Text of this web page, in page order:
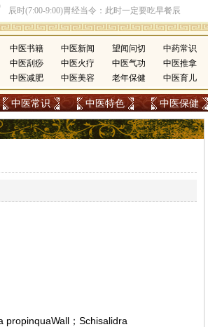
中医书籍 中医新闻 望闻问切 中药常识
中医刮痧 中医火疗 中医气功 中医推拿
中医减肥 中医美容 老年保健 中医育儿
中医常识 中医特色 中医保健
propinquaWall；Schisalidra